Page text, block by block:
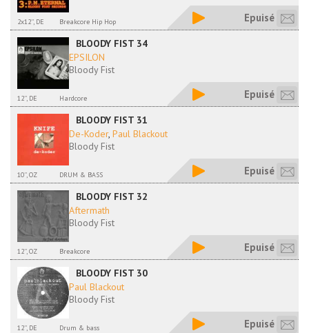
2x12'', DE Breakcore Hip Hop Epuisé
BLOODY FIST 34
EPSILON
Bloody Fist
12'', DE Hardcore Epuisé
BLOODY FIST 31
De-Koder, Paul Blackout
Bloody Fist
10'', OZ DRUM & BASS Epuisé
BLOODY FIST 32
Aftermath
Bloody Fist
12'', OZ Breakcore Epuisé
BLOODY FIST 30
Paul Blackout
Bloody Fist
12'', DE Drum & bass Epuisé